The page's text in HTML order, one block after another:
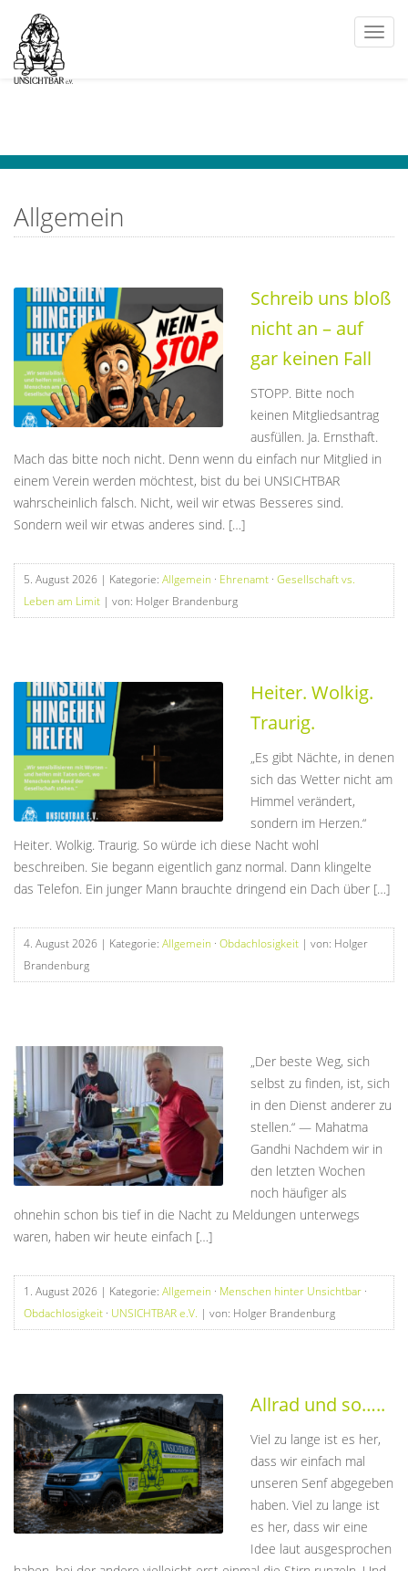
Allgemein
Schreib uns bloß
nicht an – auf
gar keinen Fall
STOPP. Bitte noch
keinen Mitgliedsantrag
ausfüllen. Ja. Ernsthaft.
Mach das bitte noch nicht. Denn wenn du einfach nur Mitglied in
einem Verein werden möchtest, bist du bei UNSICHTBAR
wahrscheinlich falsch. Nicht, weil wir etwas Besseres sind.
Sondern weil wir etwas anderes sind. […]
5. August 2026 | Kategorie: Allgemein · Ehrenamt · Gesellschaft vs.
Leben am Limit | von: Holger Brandenburg
Heiter. Wolkig.
Traurig.
„Es gibt Nächte, in denen
sich das Wetter nicht am
Himmel verändert,
sondern im Herzen.“
Heiter. Wolkig. Traurig. So würde ich diese Nacht wohl
beschreiben. Sie begann eigentlich ganz normal. Dann klingelte
das Telefon. Ein junger Mann brauchte dringend ein Dach über […]
4. August 2026 | Kategorie: Allgemein · Obdachlosigkeit | von: Holger
Brandenburg
„Der beste Weg, sich
selbst zu finden, ist, sich
in den Dienst anderer zu
stellen.“ — Mahatma
Gandhi Nachdem wir in
den letzten Wochen
noch häufiger als
ohnehin schon bis tief in die Nacht zu Meldungen unterwegs
waren, haben wir heute einfach […]
1. August 2026 | Kategorie: Allgemein · Menschen hinter Unsichtbar ·
Obdachlosigkeit · UNSICHTBAR e.V. | von: Holger Brandenburg
Allrad und so…..
Viel zu lange ist es her,
dass wir einfach mal
unseren Senf abgegeben
haben. Viel zu lange ist
es her, dass wir eine
Idee laut ausgesprochen